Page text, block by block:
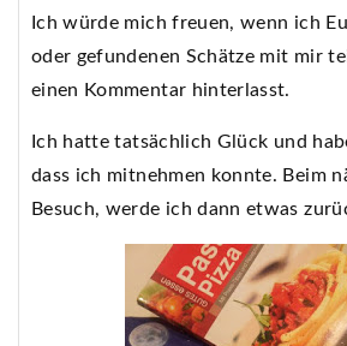
Ich würde mich freuen, wenn ich
oder gefundenen Schätze mit mir
einen Kommentar hinterlasst.
Ich hatte tatsächlich Glück und
dass ich mitnehmen konnte. Beim
Besuch, werde ich dann etwas